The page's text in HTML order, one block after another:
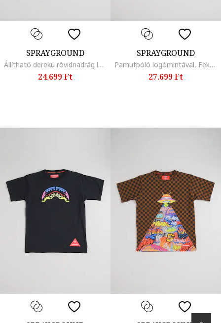
SPRAYGROUND
Állítható derekú rövidnadrág logómintával, Piros/Fekete
24.699 Ft
SPRAYGROUND
Pamutpóló logómintával, Fekete/Sötétsárga
27.699 Ft